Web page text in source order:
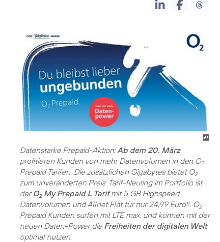
Datenstarke Prepaid-Aktion:Ab dem 20. März
profitieren Kunden von mehr Datenvolumen in den O2
Prepaid Tarifen. Die zusätzlichen Gigabytes bietet O2
zum unveränderten Preis. Tarif-Neuling im Portfolio ist
der O2My Prepaid L Tarifmit 5 GB Highspeed-
Datenvolumen und Allnet Flat für nur 24,99 Euro1) . O2
Prepaid Kunden surfen mit LTE max. und können mit der
neuen Daten-Power die Freiheiten der digitalen Welt
optimal nutzen.